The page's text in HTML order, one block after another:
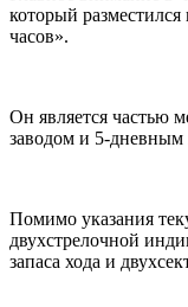
который
часов».
Он является частью
заводом и 5-дневным
Помимо указания
двухстрелочной
запаса хода и